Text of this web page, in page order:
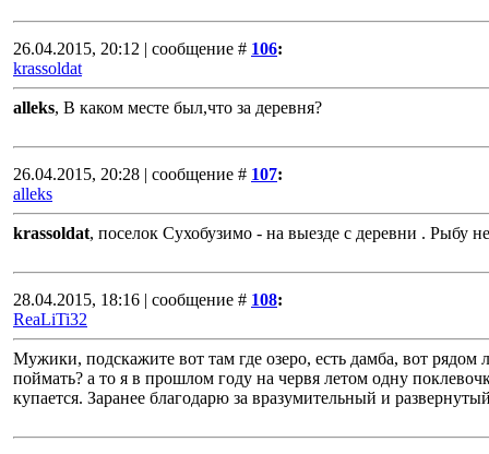
26.04.2015, 20:12 | сообщение # 106:
krassoldat
alleks, В каком месте был,что за деревня?
26.04.2015, 20:28 | сообщение # 107:
alleks
krassoldat, поселок Сухобузимо - на выезде с деревни . Рыбу
28.04.2015, 18:16 | сообщение # 108:
ReaLiTi32
Мужики, подскажите вот там где озеро, есть дамба, вот рядом
поймать? а то я в прошлом году на червя летом одну
купается. Заранее благодарю за вразумительный и